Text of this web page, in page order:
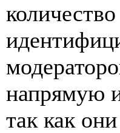
напрямую
так как